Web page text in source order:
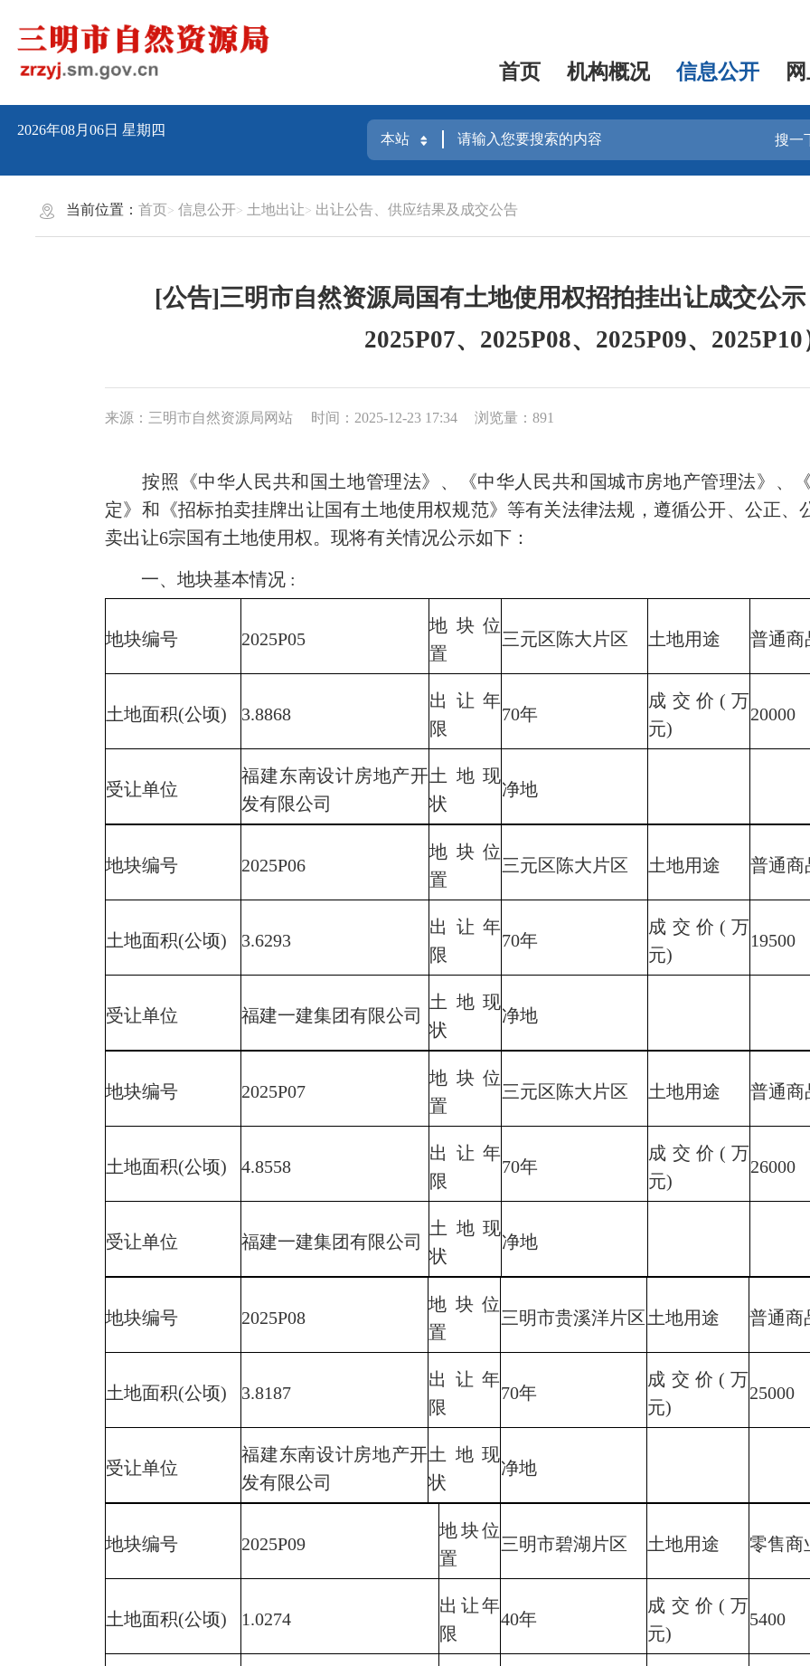
首页 机构概况 信息公开
2026年08月06日星期四
搜一
当前位置：首页 信息公开 土地出让 出让公告、供应结果及成交公告
[公告]三明市自然资源局国有土地使用权招拍挂出让成交公示
2025P07、2025P08、2025P09、
来源：三明市自然资源局网站 时间：2025-12-23 17:34 浏览量：891
按照《中华人民共和国土地管理法》、《中华人民共和国城市房地产管理法》、
定》和《招标拍卖挂牌出让国有土地使用权规范》等有关法律法规，遵循公开、公正、
卖出让6宗国有土地使用权。现将有关情况公示如下：
一、地块基本情况 :
地块编号 2025P05
地块位
置
三元区陈大片区 土地用途 普通商
土地面积(公顷) 3.8868
出让年
限
70年
成交价(万
元)
20000
受让单位
福建东南设计房地产开
发有限公司
土地现
状
净地
地块编号 2025P06
地块位
置
三元区陈大片区 土地用途 普通商
土地面积(公顷) 3.6293
出让年
限
70年
成交价(万
元)
19500
受让单位 福建一建集团有限公司
土地现
状
净地
地块编号 2025P07
地块位
置
三元区陈大片区 土地用途 普通商
土地面积(公顷) 4.8558
出让年
限
70年
成交价(万
元)
26000
受让单位 福建一建集团有限公司
土地现
状
净地
地块编号 2025P08
地块位
置
三明市贵溪洋片区土地用途 普通商
土地面积(公顷) 3.8187
出让年
限
70年
成交价(万
元)
25000
受让单位
福建东南设计房地产开
发有限公司
土地现
状
净地
地块编号 2025P09
地块位
置
三明市碧湖片区 土地用途 零售商
土地面积(公顷) 1.0274
出让年
限
40年
成交价(万
元)
5400